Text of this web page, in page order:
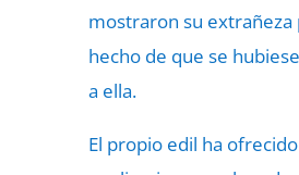
mostraron su extrañeza
hecho de que se
a ella.
El propio edil ha ofrecido